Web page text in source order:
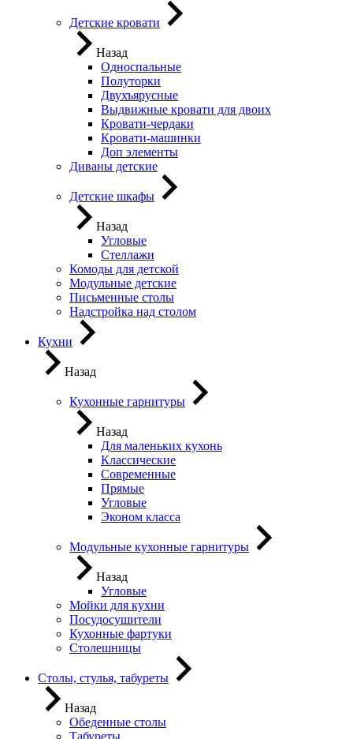
Детские кровати
Назад
Односпальные
Полуторки
Двухъярусные
Выдвижные кровати для двоих
Кровати-чердаки
Кровати-машинки
Доп элементы
Диваны детские
Детские шкафы
Назад
Угловые
Стеллажи
Комоды для детской
Модульные детские
Письменные столы
Надстройка над столом
Кухни
Назад
Кухонные гарнитуры
Назад
Для маленьких кухонь
Классические
Современные
Прямые
Угловые
Эконом класса
Модульные кухонные гарнитуры
Назад
Угловые
Мойки для кухни
Посудосушители
Кухонные фартуки
Столешницы
Столы, стулья, табуреты
Назад
Обеденные столы
Табуреты